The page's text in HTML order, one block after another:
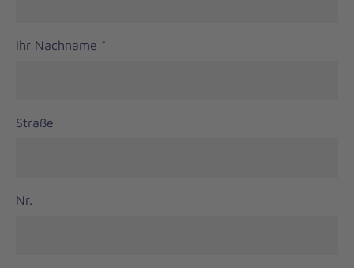
Ihr Nachname *
Straße
Nr.